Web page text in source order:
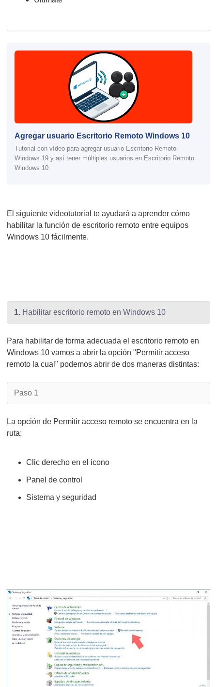
Agregar usuario Escritorio Remoto Windows 10
Tutorial con vídeo para agregar usuario Escritorio Remoto
Windows 19 y así tener múltiples usuarios en Escritorio Remoto
Windows 10.
El siguiente videotutorial te ayudará a aprender cómo
habilitar la función de escritorio remoto entre equipos
Windows 10 fácilmente.
1. Habilitar escritorio remoto en Windows 10
Para habilitar de forma adecuada el escritorio remoto en
Windows 10 vamos a abrir la opción "Permitir acceso
remoto la cual" podemos abrir de dos maneras distintas:
Paso 1
La opción de Permitir acceso remoto se encuentra en la
ruta:
Clic derecho en el icono
Panel de control
Sistema y seguridad